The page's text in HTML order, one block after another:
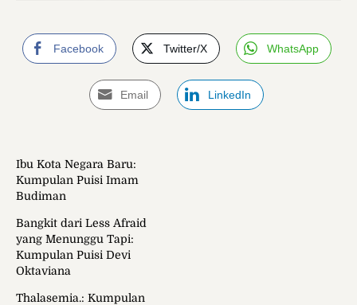
Facebook Twitter/X WhatsApp
Email LinkedIn
Ibu Kota Negara Baru:
Kumpulan Puisi Imam
Budiman
Bangkit dari Less Afraid
yang Menunggu Tapi:
Kumpulan Puisi Devi
Oktaviana
Thalasemia.: Kumpulan